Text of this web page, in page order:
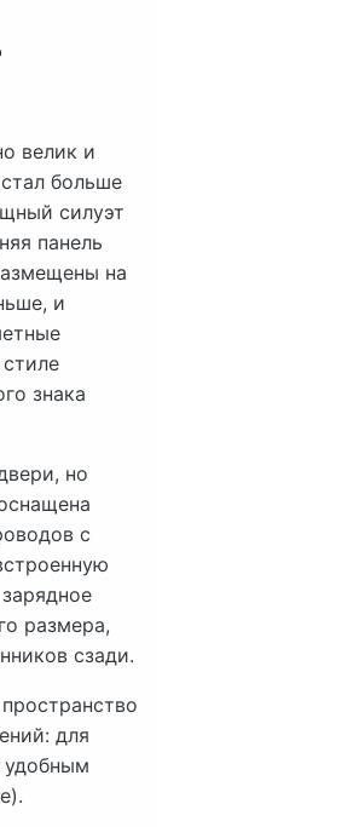
велик и
больше
силуэт
панель
на
и
знака
но
с
размера,
сзади.
для
удобным